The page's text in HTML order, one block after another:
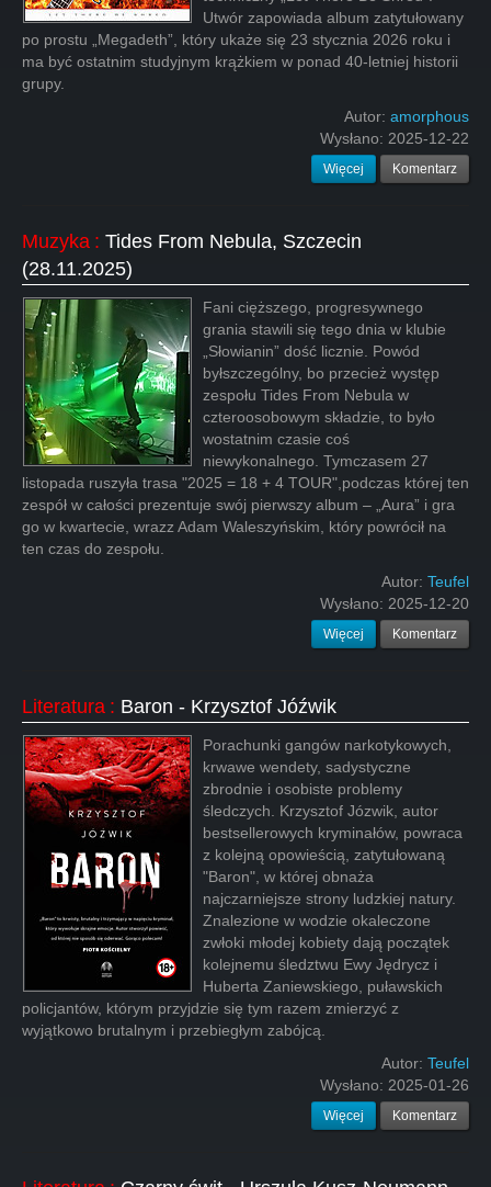
Utwór zapowiada album zatytułowany
po prostu „Megadeth”, który ukaże się 23 stycznia 2026 roku i
ma być ostatnim studyjnym krążkiem w ponad 40-letniej historii
grupy.
Autor: amorphous
Wysłano: 2025-12-22
Więcej Komentarz
Muzyka : Tides From Nebula, Szczecin
(28.11.2025)
Fani cięższego, progresywnego
grania stawili się tego dnia w klubie
„Słowianin” dość licznie. Powód
byłszczególny, bo przecież występ
zespołu Tides From Nebula w
czteroosobowym składzie, to było
wostatnim czasie coś
niewykonalnego. Tymczasem 27
listopada ruszyła trasa "2025 = 18 + 4 TOUR",podczas której ten
zespół w całości prezentuje swój pierwszy album – „Aura” i gra
go w kwartecie, wrazz Adam Waleszyńskim, który powrócił na
ten czas do zespołu.
Autor: Teufel
Wysłano: 2025-12-20
Więcej Komentarz
Literatura : Baron - Krzysztof Jóźwik
Porachunki gangów narkotykowych,
krwawe wendety, sadystyczne
zbrodnie i osobiste problemy
śledczych. Krzysztof Józwik, autor
bestsellerowych kryminałów, powraca
z kolejną opowieścią, zatytułowaną
"Baron", w której obnaża
najczarniejsze strony ludzkiej natury.
Znalezione w wodzie okaleczone
zwłoki młodej kobiety dają początek
kolejnemu śledztwu Ewy Jędrycz i
Huberta Zaniewskiego, puławskich
policjantów, którym przyjdzie się tym razem zmierzyć z
wyjątkowo brutalnym i przebiegłym zabójcą.
Autor: Teufel
Wysłano: 2025-01-26
Więcej Komentarz